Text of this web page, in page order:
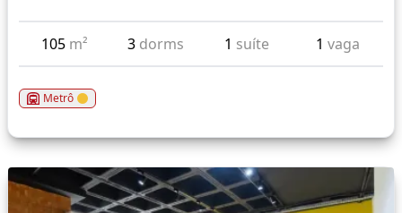
105 m² 3 dorms 1 suíte 1 vaga
Metrô